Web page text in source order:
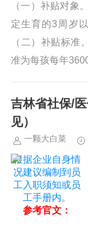
（一）补贴对象
定生育的3周岁
（二）补贴标准
准为每孩每年
吉林省社保/
见）
一颗大白菜
根据企业自身情
况建议编制到员
工入职须知或员
工手册内。
参考官文：